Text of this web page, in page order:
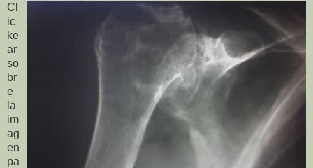
Cl
ic
ke
ar
so
br
e
la
im
ag
en
pa